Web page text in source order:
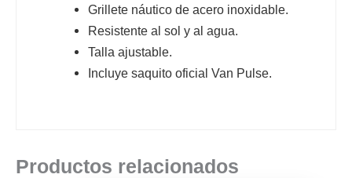
Grillete náutico de acero inoxidable.
Resistente al sol y al agua.
Talla ajustable.
Incluye saquito oficial Van Pulse.
Productos relacionados